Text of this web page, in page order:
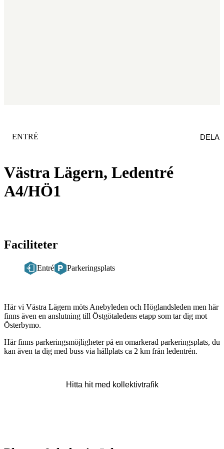
Västra Lägern, Ledentré
A4/HÖ1
KATEGORI
ENTRÉ DELA
Faciliteter
Entré Parkeringsplats
Här vi Västra Lägern möts Anebyleden och Höglandsleden men här
finns även en anslutning till Östgötaledens etapp som tar dig mot
Österbymo.
Här finns parkeringsmöjligheter på en omarkerad parkeringsplats, du
kan även ta dig med buss via hållplats ca 2 km från ledentrén.
Hitta hit med kollektivtrafik